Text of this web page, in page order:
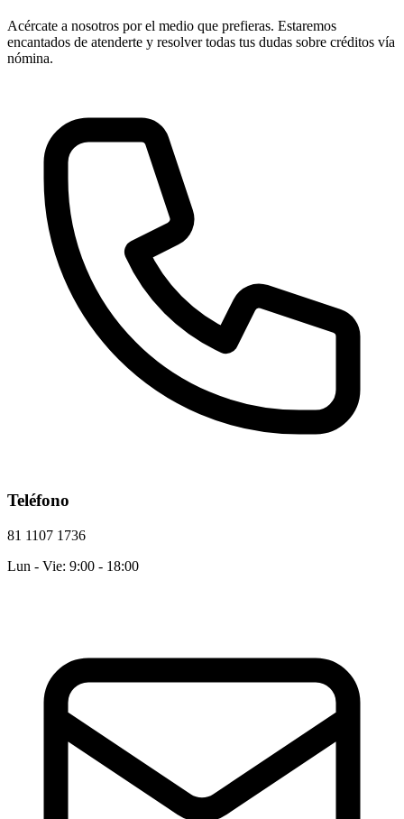
Acércate a nosotros por el medio que prefieras. Estaremos
encantados de atenderte y resolver todas tus dudas sobre créditos vía
nómina.
Teléfono
81 1107 1736
Lun - Vie: 9:00 - 18:00